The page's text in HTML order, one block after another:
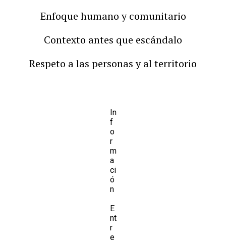
Enfoque humano y comunitario
Contexto antes que escándalo
Respeto a las personas y al territorio
In
f
o
r
m
a
ci
ó
n
E
nt
r
e